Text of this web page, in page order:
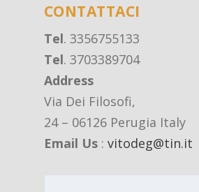
CONTATTACI
Tel. 3356755133
Tel. 3703389704
Address
Via Dei Filosofi,
24 – 06126 Perugia Italy
Email Us: vitodeg@tin.it